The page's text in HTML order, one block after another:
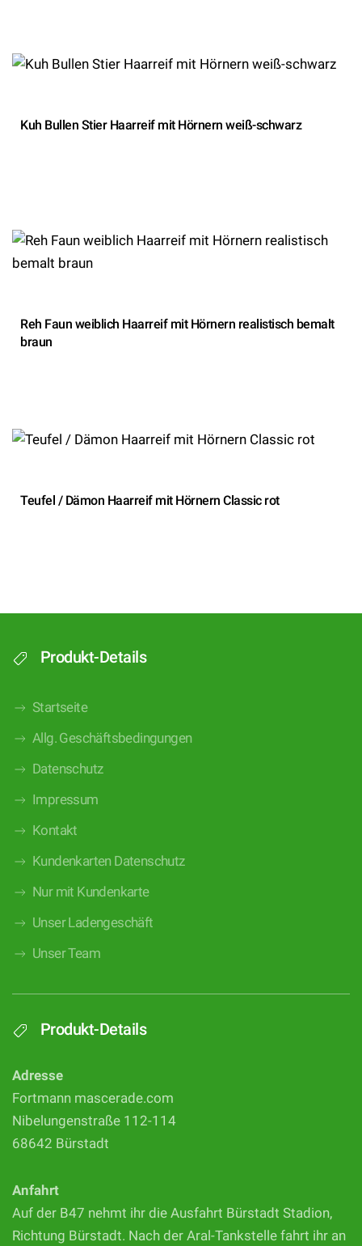
Kuh Bullen Stier Haarreif mit Hörnern weiß-schwarz
Reh Faun weiblich Haarreif mit Hörnern realistisch bemalt
braun
Teufel / Dämon Haarreif mit Hörnern Classic rot
Produkt-Details
Startseite
Allg. Geschäftsbedingungen
Datenschutz
Impressum
Kontakt
Kundenkarten Datenschutz
Nur mit Kundenkarte
Unser Ladengeschäft
Unser Team
Produkt-Details
Adresse
Fortmann mascerade.com
Nibelungenstraße 112-114
68642 Bürstadt
Anfahrt
Auf der B47 nehmt ihr die Ausfahrt Bürstadt Stadion,
Richtung Bürstadt. Nach der Aral-Tankstelle fahrt ihr an